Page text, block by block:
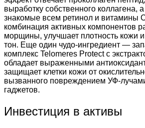
выработку собственного коллагена,
знакомые всем ретинол и витамины
комбинация активных компонентов
морщины, улучшает плотность кожи
тон. Еще один чудо-ингредиент —
комплекс Telomeres Protect с
обладает выраженными
защищает клетки кожи от
вызванного повреждением УФ-
гаджетов.
Инвестиция в активы